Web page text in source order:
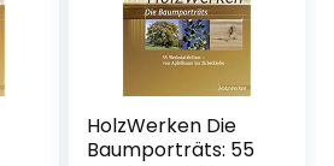
HolzWerken Die
Baumporträts: 55